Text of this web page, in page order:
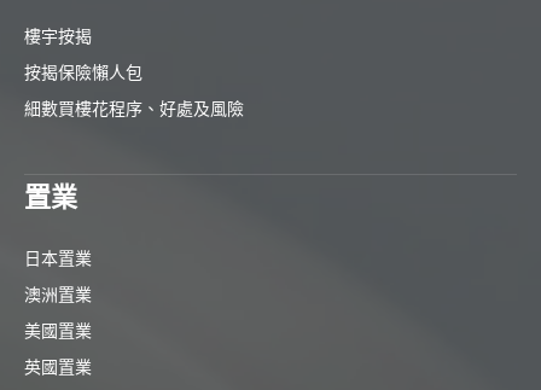
樓宇按揭
按揭保險懶人包
細數買樓花程序、好處及風險
置業
日本置業
澳洲置業
美國置業
英國置業